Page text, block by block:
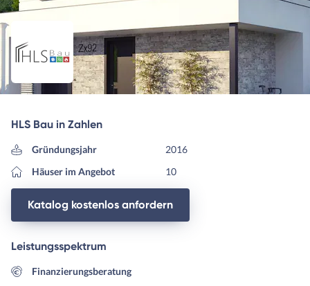
HLS Bau in Zahlen
Gründungsjahr
2016
Häuser im Angebot
10
Katalog kostenlos anfordern
Leistungsspektrum
Finanzierungsberatung